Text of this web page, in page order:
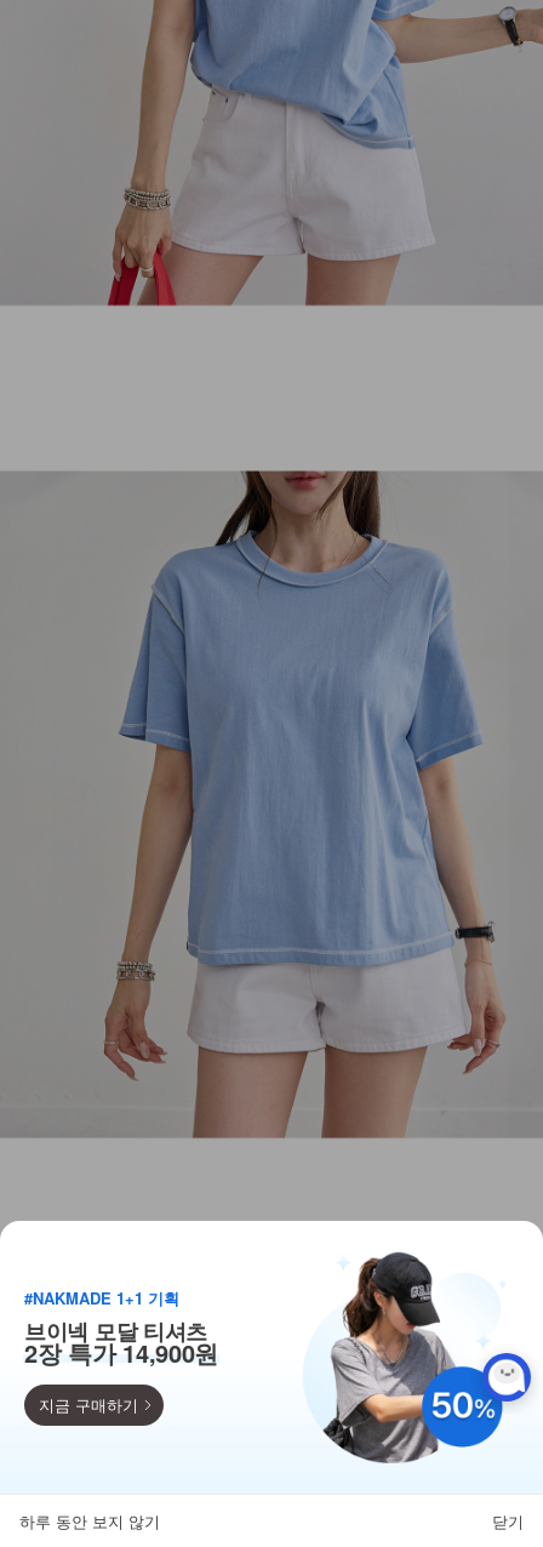
득템찬스
#NAKMADE 1+1 기획
브이넥 모달 티셔츠
2장 특가 14,900원
지금 구매하기
하루 동안 보지 않기 닫기
뒤로가기 카테고리 마이페이지